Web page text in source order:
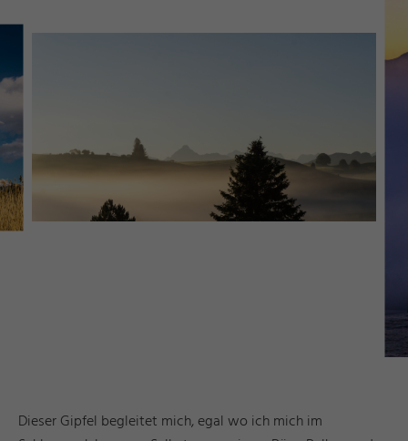
Dieser Gipfel begleitet mich, egal wo ich mich im